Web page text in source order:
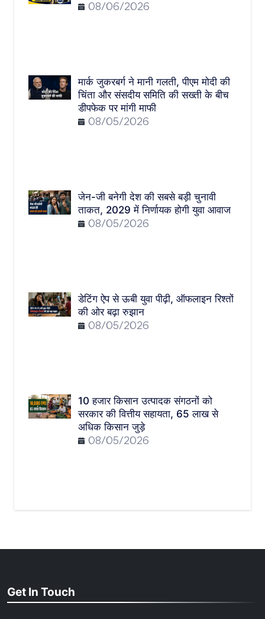
08/06/2026
मार्क जुकरबर्ग ने मानी गलती, पीएम मोदी की
चिंता और संसदीय समिति की सख्ती के बीच
डीपफेक पर मांगी माफी
08/05/2026
जेन-जी बनेगी देश की सबसे बड़ी चुनावी
ताकत, 2029 में निर्णायक होगी युवा आवाज
08/05/2026
डेटिंग ऐप से ऊबी युवा पीढ़ी, ऑफलाइन रिश्तों
की ओर बढ़ा रुझान
08/05/2026
10 हजार किसान उत्पादक संगठनों को
सरकार की वित्तीय सहायता, 65 लाख से
अधिक किसान जुड़े
08/05/2026
Get In Touch